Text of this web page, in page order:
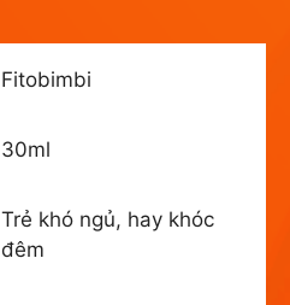
Fitobimbi
30ml
Trẻ khó ngủ, hay khóc
đêm